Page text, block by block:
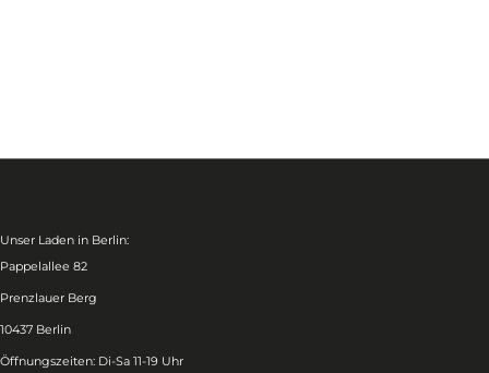
Unser Laden in Berlin:
Pappelallee 82
Prenzlauer Berg
10437 Berlin
Öffnungszeiten: Di-Sa 11-19 Uhr